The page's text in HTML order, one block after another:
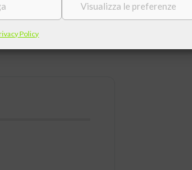
Visualizza le preferenze
Policy
De Gasperi